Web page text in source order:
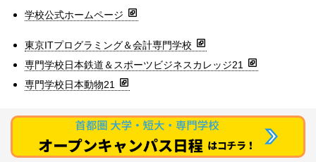
学校公式ホームページ
東京ITプログラミング＆会計専門学校
専門学校日本鉄道＆スポーツビジネスカレッジ21
専門学校日本動物21